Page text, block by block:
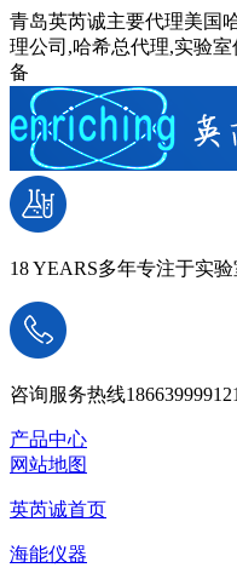
青岛英芮诚主要代理美国
理公司,哈希总代理,实验
备
18 YEARS多年专注于实
咨询服务热线18663999912
产品中心
网站地图
英芮诚首页
海能仪器